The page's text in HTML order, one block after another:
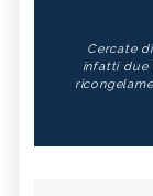
Cercate
infatti due